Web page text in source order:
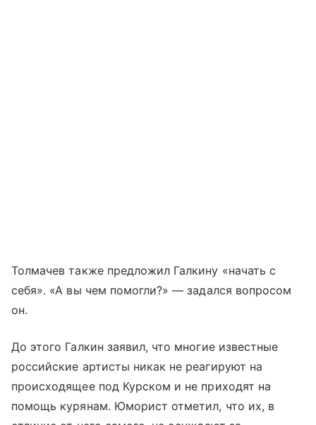
Толмачев также предложил Галкину «начать с
себя». «А вы чем помогли?» — задался вопросом
он.
До этого Галкин заявил, что многие известные
российские артисты никак не реагируют на
происходящее под Курском и не приходят на
помощь курянам. Юморист отметил, что их, в